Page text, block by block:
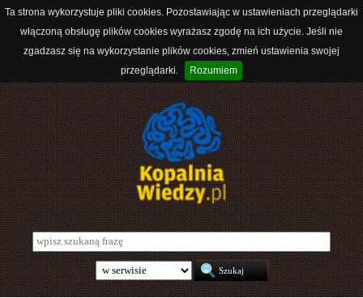
Ta strona wykorzystuje pliki cookies. Pozostawiając w ustawieniach przeglądarki
włączoną obsługę plików cookies wyrażasz zgodę na ich użycie. Jeśli nie
zgadzasz się na wykorzystanie plików cookies, zmień ustawienia swojej
przeglądarki.
Rozumiem